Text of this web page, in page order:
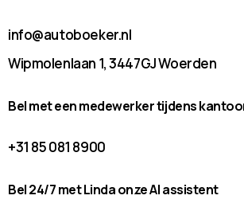
info@autoboeker.nl
Wipmolenlaan 1, 3447GJ Woerden
Bel met een medewerker tijdens
+31 85 081 8900
Bel 24/7 met Linda onze AI assistent